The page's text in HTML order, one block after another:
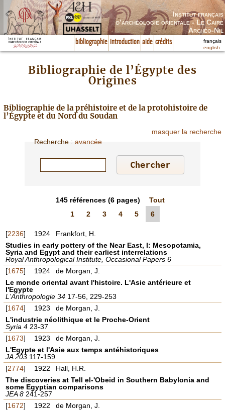
Institut français
d’archéologie orientale - Le Caire
Archéo-Nil
bibliographie introduction aide crédits
français
english
Bibliographie de l’Égypte des
Origines
Bibliographie de la préhistoire et de la protohistoire de
l’Égypte et du Nord du Soudan
masquer la recherche
Recherche :avancée
145 références(6 pages)
Tout
1
2 3 4 5 6
[2236] 1924
Frankfort, H.
Studies in early pottery of the Near East, I: Mesopotamia,
Syria and Egypt and their earliest interrelations
Royal Anthropological Institute, Occasional Papers 6
[1675] 1924
de Morgan, J.
Le monde oriental avant l'histoire. L'Asie antérieure et
l'Egypte
L'Anthropologie 34 17-56, 229-253
[1674] 1923
de Morgan, J.
L'industrie néolithique et le Proche-Orient
Syria 4 23-37
[1673] 1923
de Morgan, J.
L'Egypte et l'Asie aux temps antéhistoriques
JA 203 117-159
[2774] 1922
Hall, H.R.
The discoveries at Tell el-'Obeid in Southern Babylonia and
some Egyptian comparisons
JEA 8 241-257
[1672] 1922
de Morgan, J.